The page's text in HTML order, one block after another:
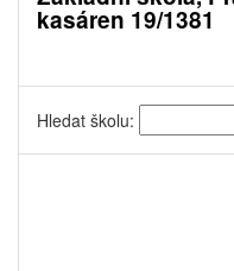
kasáren 19/1381
Hledat školu: